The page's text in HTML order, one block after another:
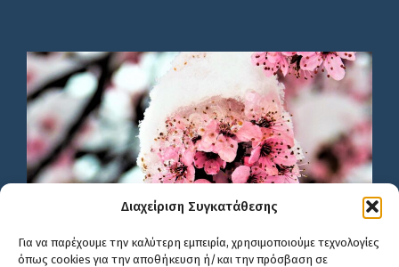
Διαχείριση Συγκατάθεσης
Για να παρέχουμε την καλύτερη εμπειρία, χρησιμοποιούμε τεχνολογίες
όπως cookies για την αποθήκευση ή/και την πρόσβαση σε